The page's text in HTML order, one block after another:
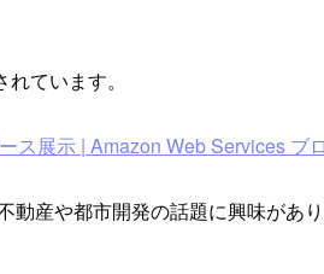
ています。
ス展示 | Amazon Web Services ブ
産や都市開発の話題に興味が